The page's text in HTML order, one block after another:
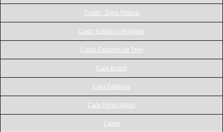
Cadiz - Zona Franca
Cadiz Estacion Maritima
Cadiz Estacion de Tren
Cala Bosch
Cala Galdana
Cala Porter Alaior
Calpe